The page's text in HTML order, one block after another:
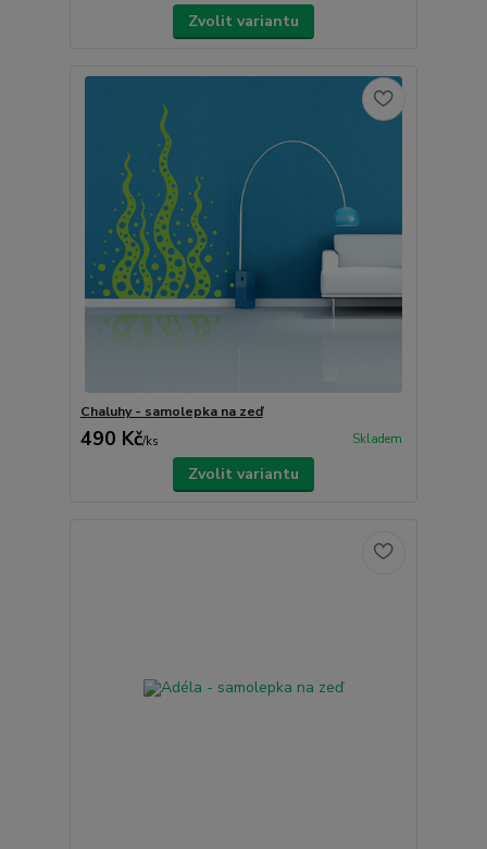
Zvolit variantu
Chaluhy - samolepka na zeď
490 Kč/ks Skladem
Zvolit variantu